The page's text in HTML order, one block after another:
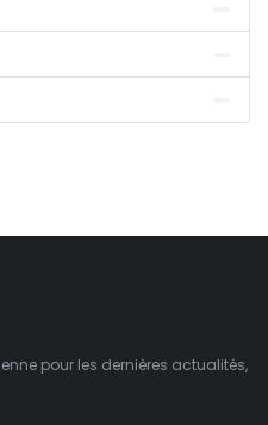
pour les dernières actualités,